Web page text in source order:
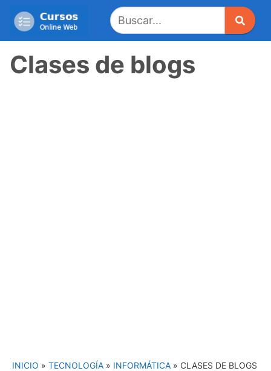
Clases de blogs
INICIO » TECNOLOGÍA » INFORMÁTICA » CLASES DE BLOGS